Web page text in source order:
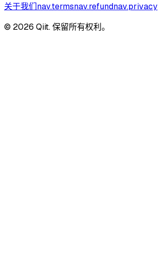
关于我们nav.termsnav.refundnav.privacy
© 2026 Qiit. 保留所有权利。